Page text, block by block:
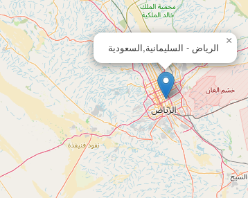
الرياض - السليمانية,السعودية
×